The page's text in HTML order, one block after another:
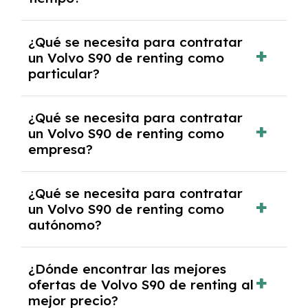
debido al resultado del estudio de viabilidad
económica.
pero puede haber penalizaciones por
cancelación anticipada. Es importante revisar
las condiciones del contrato y hablar con un
experto que te asesore.
¿Qué se necesita para contratar
un Volvo S90 de renting como
particular?
y, en algunos casos, una consulta de solvencia
crediticia y un pago inicial.
¿Qué se necesita para contratar
un Volvo S90 de renting como
empresa?
documentación financiera y, en algunos
casos, un informe de solvencia de la empresa
y un pago inicial.
¿Qué se necesita para contratar
un Volvo S90 de renting como
autónomo?
autónomos, justificante de ingresos y, en
algunos casos, un informe fiscal y un pago
inicial.
¿Dónde encontrar las mejores
ofertas de Volvo S90 de renting al
mejor precio?